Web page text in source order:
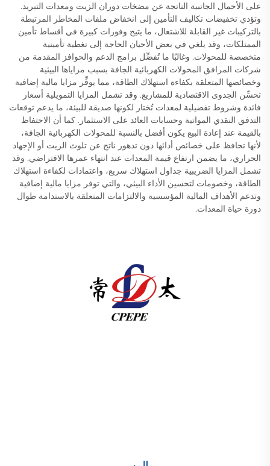
على الأحمال الجانبية الناتجة عن مضخات دوران الزيت ومعدات التبريد.
وتؤدي تخفيضات تكاليف التأمين إلى انخفاض ملفات المخاطر المرتبطة
بالتركيبات غير القابلة للاشتعال، ما يتيح وفورات كبيرة في أقساط تأمين
الممتلكات، وقد يلغي في بعض الأحيان الحاجة إلى تغطية تأمينية
متخصصة للمحولات. وغالبًا ما تُفضِّل برامج الدعم والحوافز المقدمة من
شركات المرافق المحولات الكهربائية الجافة بسبب مزاياها البيئية
وخصائصها المتعلقة بكفاءة استهلاك الطاقة، مما يوفِّر مزايا مالية إضافية
تحسِّن الجدوى الاقتصادية للمشاريع. وقد تشمل المزايا التمويلية أسعار
فائدة وشروط تفضيلية لمعدات تُختار لكونها صديقة للبيئة، ما يدعم توقعات
التدفق النقدي المواتية وحسابات العائد على الاستثمار. كما أن الاحتفاظ
بالقيمة عند إعادة البيع يكون أفضل بالنسبة للمحولات الكهربائية الجافة،
لأنها تحافظ على خصائص أدائها دون تدهور ناتج عن تلوث الزيت أو الإجهاد
الحراري، ما يضمن ارتفاع قيمة المعدات عند انتهاء عمرها الافتراضي. وقد
تشمل المزايا الضريبية جداول استهلاك سريع، واعتمادات لكفاءة استهلاك
الطاقة، وخصومات لتحسين الأداء البيئي، والتي توفر مزايا مالية إضافية
وتدعم الأهداف المالية المؤسسية والالتزامات المتعلقة بالاستدامة طوال
دورة حياة المعدات.